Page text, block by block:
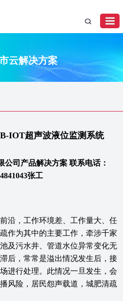
云解决方案
IOT超声波液位监测系统
公司产品解决方案 联系电话：
张工
沿，工作环境差、工作量大、任
作为其中的主要工作，牵涉千家
及污水井、管道水位异常变化无
后，常常是溢出情况发生后，接
进行处理。此情况一旦发生，会
风险，居民怨声载道，城肥清疏